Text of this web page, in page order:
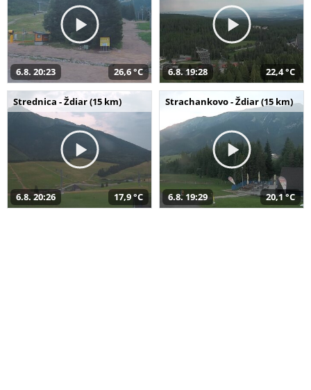
6.8. 20:23 26,6 °C 6.8. 19:28 22,4 °C
Strednica - Ždiar (15 km)
6.8. 20:26 17,9 °C
Strachankovo - Ždiar (15 km)
6.8. 19:29 20,1 °C